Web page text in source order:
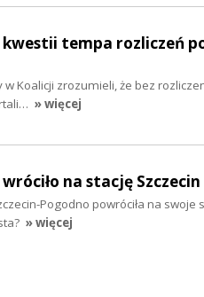
tempa rozliczeń
Koalicji zrozumieli, że bez
» więcej
na stację
Pogodno powróciła na swoje
» więcej